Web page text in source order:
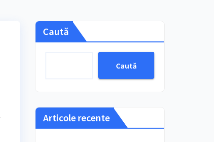
Caută
Caută
Articole recente